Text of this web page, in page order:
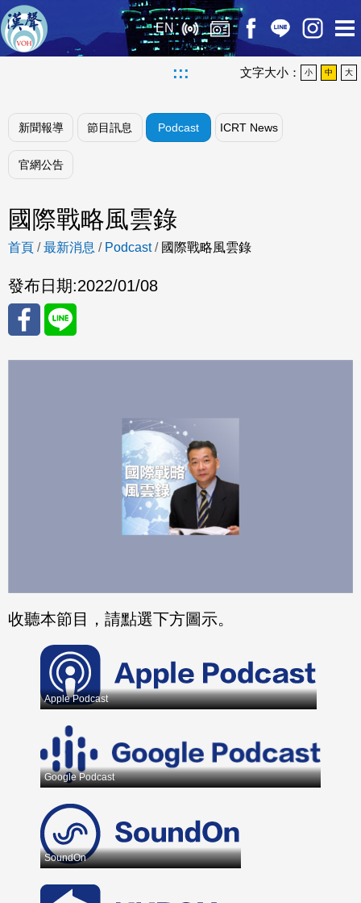
EN
::: 文字大小： 小 中 大
新聞報導 節目訊息 Podcast ICRT News
官網公告
國際戰略風雲錄
首頁 /最新消息 / Podcast / 國際戰略風雲錄
發布日期:2022/01/08
分享 分享
收聽本節目，請點選下方圖示。
Apple Podcast
Google Podcast
SoundOn